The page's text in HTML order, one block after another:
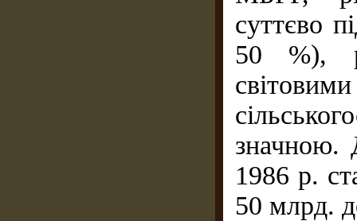
суттєво
50 %),
значною.
1986 р.
50 млрд.